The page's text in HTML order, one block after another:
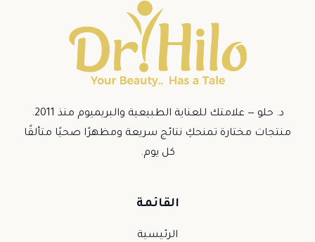
د. حلو — علامتك للعناية الطبيعية والبريميوم منذ 2011.
منتجات مختارة تمنحكِ نتائج سريعة ومظهرًا صحيًا متألقًا
كل يوم.
القائمة
الرئيسية